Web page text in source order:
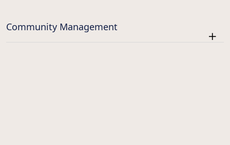
Community Management